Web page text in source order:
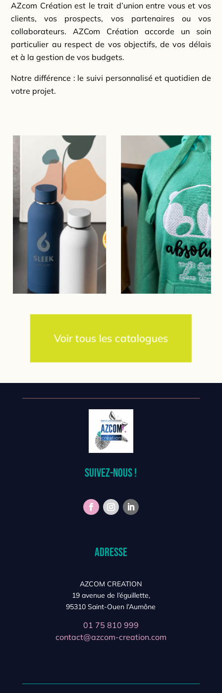
AZcom Création est le trait d’union entre vous et vos
clients, vos prospects, vos partenaires ou vos
collaborateurs. AZCom Création accorde un soin
particulier au respect de vos objectifs, de vos délais
et à la gestion de vos budgets.
Notre différence : le suivi personnalisé et quotidien de
votre projet.
Voir tous les catalogues
Suivez-nous !
Adresse
AZCOM CREATION
19 avenue de l’éguillette,
95310 Saint-Ouen l’Aumône
01 75 810 999
contact@azcom-creation.com